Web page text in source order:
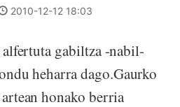
2010-12-12 18:03
gabiltza -nabil-
heharra dago.Gaurko
honako berria